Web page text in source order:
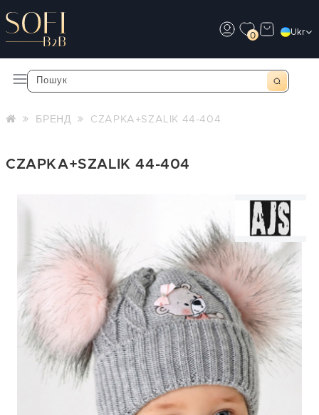
0 Ukr
БРЕНД CZAPKA+SZALIK 44-404
CZAPKA+SZALIK 44-404